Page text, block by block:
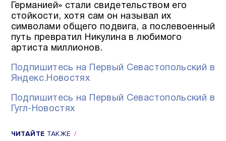
Германией» стали свидетельством его
стойкости, хотя сам он называл их
символами общего подвига, а послевоенный
путь превратил Никулина в любимого
артиста миллионов.
Подпишитесь на Первый Севастопольский в
Яндекс.Новостях
Подпишитесь на Первый Севастопольский в
Гугл-Новостях
ЧИТАЙТЕ ТАКЖЕ